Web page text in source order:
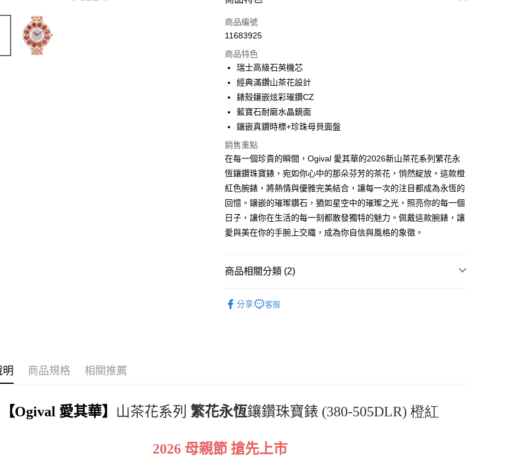
信用卡一次付款
運送方式
宅配
免運費
商品編號
11683925
商品特色
瑞士高級石英機芯
經典滿鑽山茶花設計
錶殼鑲嵌炫彩璀鑽CZ
藍寶石耐磨水晶鏡面
鑲嵌真鑽時標+珍珠母貝面盤
銷售重點
在每一個珍貴的瞬間，Ogival 愛其華的2026新山茶花系列繁花永
恆鑲鑽珠寶錶，宛如你心中的那朵芬芳的茶花，悄然綻放。這款橙
紅色腕錶，將熱情與優雅完美結合，讓每一次的注目都成為永恆的
回憶。鑲嵌的璀璨鑽石，猶如星空中的璀璨之光，照亮你的每一個
日子，讓你在生活的每一刻都散發獨特的魅力。佩戴這款腕錶，讓
愛與美在你的手腕上交織，成為你自信與風格的象徵。
商品相關分類 (2)
分享 客服
明 商品規格 相關推薦
【Ogival 愛其華】 山茶花系列 繁花永恆鑲鑽珠寶錶 (380-505DLR) 橙紅
2026 母親節 搶先上市